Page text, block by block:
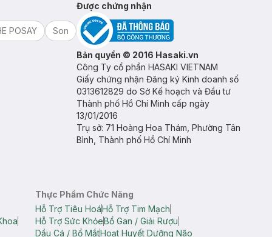
POSAY
Son
Được chứng nhận
Bản quyền © 2016 Hasaki.vn
Công Ty cổ phần HASAKI VIETNAM
Giấy chứng nhận Đăng ký Kinh doanh số
0313612829 do Sở Kế hoạch và Đầu tư
Thành phố Hồ Chí Minh cấp ngày
13/01/2016
Trụ sở: 71 Hoàng Hoa Thám, Phường Tân
Bình, Thành phố Hồ Chí Minh
Thực Phẩm Chức Năng
Hỗ Trợ Tiêu HoáHỗ Trợ Tim Mạch
Hỗ Trợ Sức KhỏeBổ Gan / Giải Rượu
Dầu Cá / Bổ MắtHoạt Huyết Dưỡng Não